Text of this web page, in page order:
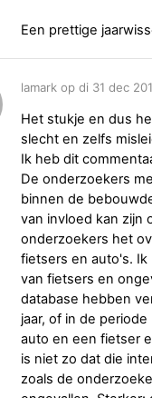
Een prettige
lamark op di 31 dec
Het stukje en dus
slecht en zelfs
Ik heb dit
De onderzoekers
binnen de
van invloed kan zijn
onderzoekers het
fietsers en auto's.
van fietsers en
database hebben
jaar, of in de
auto en een fietser
is niet zo dat die
zoals de